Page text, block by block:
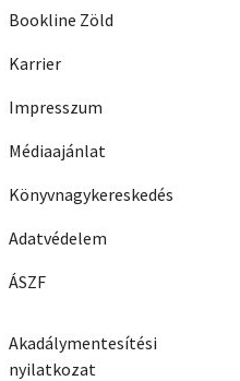
Bookline Zöld
Karrier
Impresszum
Médiaajánlat
Könyvnagykereskedés
Adatvédelem
ÁSZF
Akadálymentesítési
nyilatkozat